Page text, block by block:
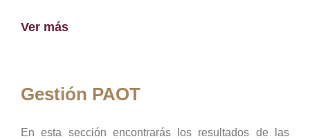
Ver más
Gestión PAOT
En esta sección encontrarás los resultados de las